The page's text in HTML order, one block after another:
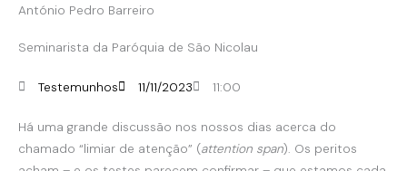
António Pedro Barreiro
Seminarista da Paróquia de São Nicolau
Testemunhos 11/11/2023 11:00
Há uma grande discussão nos nossos dias acerca do
chamado “limiar de atenção” (attention span). Os peritos